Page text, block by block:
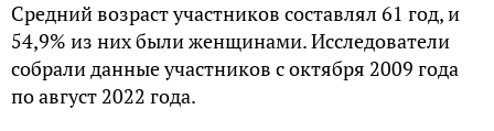
Средний возраст участников составлял 61 год, и
54,9% из них были женщинами. Исследователи
собрали данные участников с октября 2009 года
по август 2022 года.